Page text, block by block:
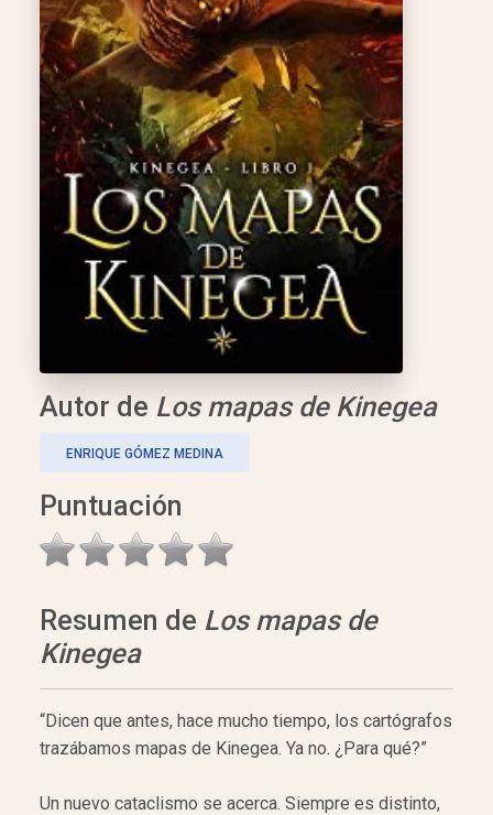
Autor de Los mapas de Kinegea
ENRIQUE GÓMEZ MEDINA
Puntuación
Resumen de Los mapas de
Kinegea
“Dicen que antes, hace mucho tiempo, los cartógrafos
trazábamos mapas de Kinegea. Ya no. ¿Para qué?”
Un nuevo cataclismo se acerca. Siempre es distinto,